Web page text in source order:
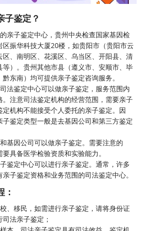
子鉴定？
亲子鉴定中心，贵州中央检查国家基因检
振华科技大厦20楼，如贵阳市（贵阳市云
、南明区、花溪区、乌当区、开阳县、清
）。贵州其他市县（遵义市、安顺市、毕
东南）均可提供亲子鉴定咨询服务。
法鉴定中心可以做亲子鉴定，服务范围内
。注意司法鉴定机构的经营范围，需要亲子
机构不能接受个人委托的亲子鉴定。因
子鉴定类型一般是去基因公司和第三方鉴定
基因公司可以做亲子鉴定。需要注意的
具备医学检验资质和实验能力。
鉴定中心可以进行亲子鉴定。通常，许多
子鉴定资格和业务范围的司法鉴定中心。
、移民，如需进行亲子鉴定 ，请将身份证
法亲子鉴定；